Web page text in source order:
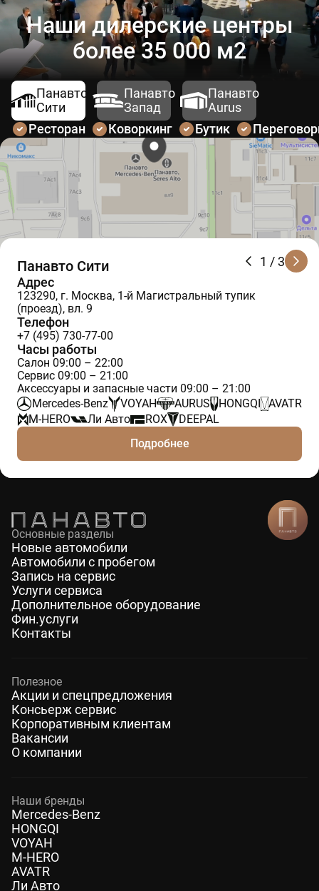
Наши дилерские центры
более 35 000 м2
Панавто
Сити
Панавто
Запад
Панавто
Aurus
Ресторан
Коворкинг Бутик
1 / 3
Панавто Сити
Адрес
123290, г. Москва, 1-й Магистральный тупик
(проезд), вл. 9
Телефон
+7 (495) 730-77-00
Часы работы
Салон 09:00 – 22:00
Сервис 09:00 – 21:00
Аксессуары и запасные части 09:00 – 21:00
Mercedes-Benz
VOYAH AURUS HONGQI
AVATR
M-HERO
Ли Авто ROX
DEEPAL
Подробнее
Основные разделы
Новые автомобили
Автомобили с пробегом
Запись на сервис
Услуги сервиса
Дополнительное оборудование
Фин.услуги
Контакты
Полезное
Акции и спецпредложения
Консьерж сервис
Корпоративным клиентам
Вакансии
О компании
Наши бренды
Mercedes-Benz
HONGQI
VOYAH
M-HERO
AVATR
Ли Авто